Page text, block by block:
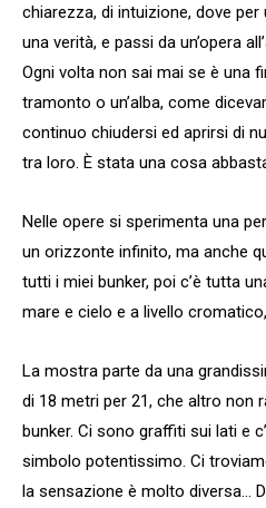
chiarezza, di intuizione, dove
una verità, e passi da un’opera
Ogni volta non sai mai se è una
tramonto o un’alba, come
continuo chiudersi ed aprirsi di
tra loro. È stata una cosa
Nelle opere si sperimenta una
un orizzonte infinito, ma anche
tutti i miei bunker, poi c’è tutta
mare e cielo e a livello
La mostra parte da una
di 18 metri per 21, che altro non
bunker. Ci sono graffiti sui lati e
simbolo potentissimo. Ci
la sensazione è molto diversa…